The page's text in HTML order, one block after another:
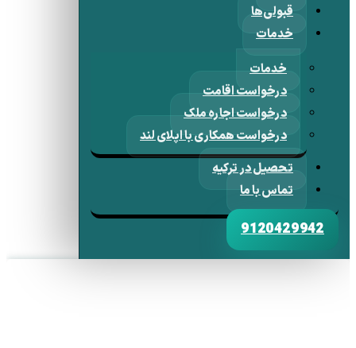
قبولی‌ها
خدمات
خدمات
درخواست اقامت
درخواست اجاره ملک
درخواست همکاری با اپلای لند
تحصیل در ترکیه
تماس با ما
9120429942